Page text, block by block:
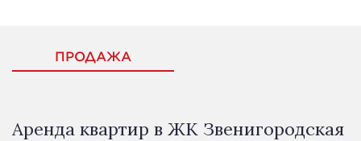
ПРОДАЖА
Аренда квартир в ЖК Звенигородская